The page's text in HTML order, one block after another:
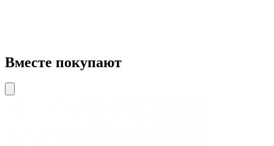
Вместе покупают